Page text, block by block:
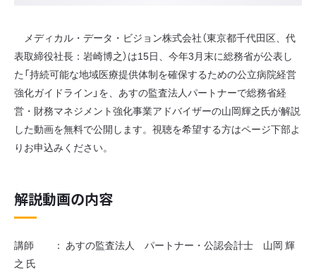
メディカル・データ・ビジョン株式会社（東京都千代田区、代
表取締役社長：岩崎博之）は15日、今年3月末に総務省が公表し
た「持続可能な地域医療提供体制を確保するための公立病院経営
強化ガイドライン」を、あすの監査法人パートナーで総務省経
営・財務マネジメント強化事業アドバイザーの山岡輝之氏が解説
した動画を無料で公開します。視聴を希望する方はページ下部よ
りお申込みください。
解説動画の内容
講師 ： あすの監査法人 パートナー・公認会計士 山岡 輝
之 氏